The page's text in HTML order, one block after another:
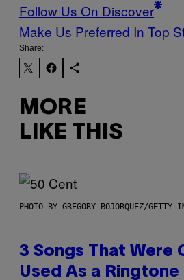
Follow Us On Discover
Make Us Preferred In Top
Share:
MORE
LIKE THIS
PHOTO BY GREGORY BOJORQUEZ/GETTY
3 Songs That Were
Used As a Ringtone